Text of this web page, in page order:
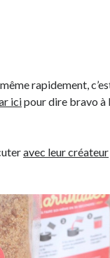
rapidement,
icipour dire bravo à
avec leur créateur